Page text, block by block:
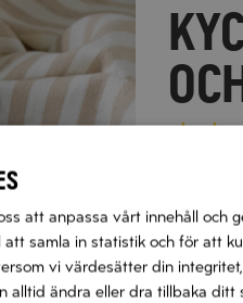
att anpassa vårt innehåll och
samla in statistik och för att
vi värdesätter din
alltid ändra eller dra tillbaka ditt